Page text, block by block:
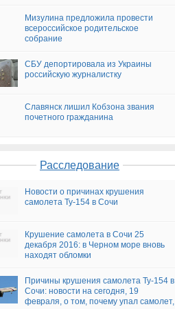
Мизулина предложила провести
всероссийское родительское
собрание
СБУ депортировала из Украины
российскую журналистку
Славянск лишил Кобзона звания
почетного гражданина
Расследование
Новости о причинах крушения
самолета Ту-154 в Сочи
Крушение самолета в Сочи 25
декабря 2016: в Черном море вновь
находят обломки
Причины крушения самолета Ту-154 в
Сочи: новости на сегодня, 19
февраля, о том, почему упал самолет,